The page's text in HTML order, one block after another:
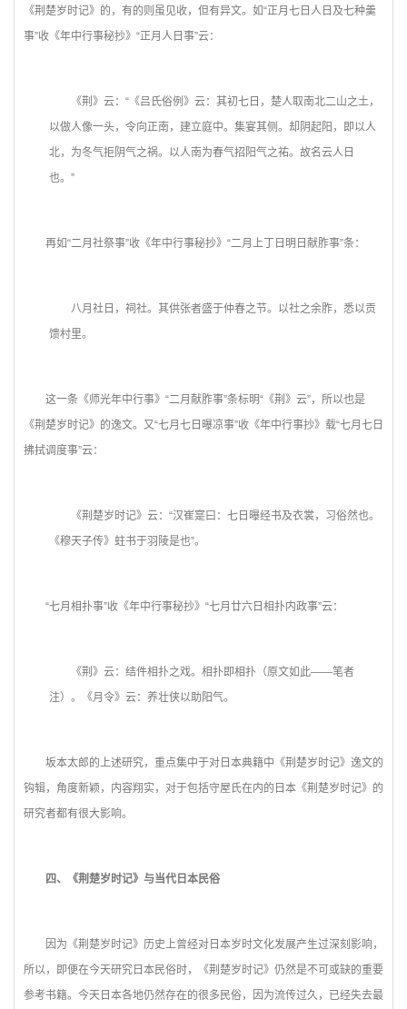
《荆楚岁时记》的，有的则虽见收，但有异文。如“正月七日人日及七种羹
事”收《年中行事秘抄》“正月人日事”云：
《荆》云：“《吕氏俗例》云：其初七日，楚人取南北二山之土，
以做人像一头，令向正南，建立庭中。集宴其侧。却阴起阳，即以人
北，为冬气拒阴气之祸。以人南为春气招阳气之祐。故名云人日
也。”
再如“二月社祭事”收《年中行事秘抄》“二月上丁日明日献胙事”条：
八月社日，祠社。其供张者盛于仲春之节。以社之余胙，悉以贡
馈村里。
这一条《师光年中行事》“二月献胙事”条标明“《荆》云”，所以也是
《荆楚岁时记》的逸文。又“七月七日曝凉事”收《年中行事抄》载“七月七日
拂拭调度事”云：
《荆楚岁时记》云：“汉崔寔曰：七日曝经书及衣裳，习俗然也。
《穆天子传》蛀书于羽陵是也”。
“七月相扑事”收《年中行事秘抄》“七月廿六日相扑内政事”云：
《荆》云：结件相扑之戏。相扑即相扑（原文如此——笔者
注）。《月令》云：养壮侠以助阳气。
坂本太郎的上述研究，重点集中于对日本典籍中《荆楚岁时记》逸文的
钩辑，角度新颖，内容翔实，对于包括守屋氏在内的日本《荆楚岁时记》的
研究者都有很大影响。
四、《荆楚岁时记》与当代日本民俗
因为《荆楚岁时记》历史上曾经对日本岁时文化发展产生过深刻影响，
所以，即便在今天研究日本民俗时，《荆楚岁时记》仍然是不可或缺的重要
参考书籍。今天日本各地仍然存在的很多民俗，因为流传过久，已经失去最